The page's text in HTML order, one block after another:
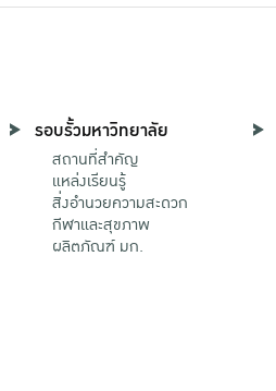
รอบรั้วมหาวิทยาลัย
สถานที่สำคัญ
แหล่งเรียนรู้
สิ่งอำนวยความสะดวก
กีฬาและสุขภาพ
ผลิตภัณฑ์ มก.